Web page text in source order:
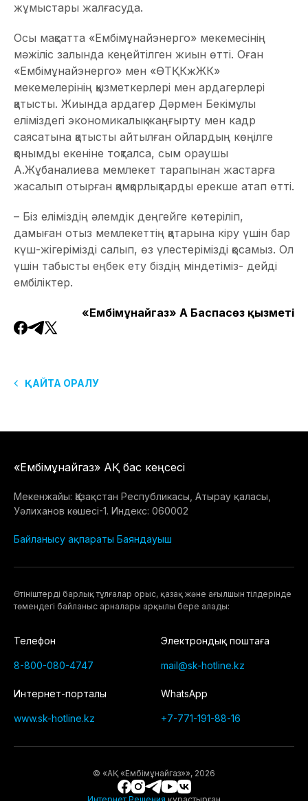
жұмыстары жалғасуда.
Осы мақсатта «Ембімұнайэнерго» мекемесінің
мәжіліс залында кеңейтілген жиын өтті. Оған
«Ембімұнайэнерго» мен «ӨТҚКжЖК»
мекемелерінің қызметкерлері мен ардагерлері
қатысты. Жиында ардагер Дәрмен Бекімұлы
еліміздегі экономикалық жаңғырту мен кадр
саясатына қатысты айтылған ойлардың көңілге
қонымды екеніне тоқталса, сым ораушы
А.Жұбаналиева мемлекет тарапынан жастарға
жасалып отырған қамқорлықтарды ерекше атап өтті.
– Біз еліміздің әлемдік деңгейге көтеріліп,
дамыған отыз мемлекеттің қатарына кіру үшін бар
күш-жігерімізді салып, өз үлестерімізді қосамыз. Ол
үшін табысты еңбек ету біздің міндетіміз- дейді
ембіліктер.
«Ембімұнайгаз» АҚ Баспасөз қызметі
ҚАЙТА ОРАЛУ
«Ембімұнайгаз» АҚ бас кеңсесі
Мекенжайы: Қазақстан Республикасы, Атырау қаласы,
Уәлиханов көшесі-1. Индекс: 060002
Байланысу ақпараты Баяндауыш
Өтiнiштердi барлық тұлғалар орыс, қазақ және ағылшын тілдерінде
төмендегі байланыс арналары арқылы бере алады:
Телефон
8-800-080-4747
Электрондық поштаға
mail@sk-hotline.kz
Интернет-порталы
www.sk-hotline.kz
WhatsApp
+7-771-191-88-16
© «АҚ «Eмбімұнайгаз»», 2026